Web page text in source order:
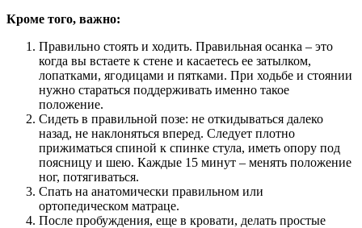
Кроме того, важно:
Правильно стоять и ходить. Правильная осанка – это
когда вы встаете к стене и касаетесь ее затылком,
лопатками, ягодицами и пятками. При ходьбе и стоянии
нужно стараться поддерживать именно такое
положение.
Сидеть в правильной позе: не откидываться далеко
назад, не наклоняться вперед. Следует плотно
прижиматься спиной к спинке стула, иметь опору под
поясницу и шею. Каждые 15 минут – менять положение
ног, потягиваться.
Спать на анатомически правильном или
ортопедическом матраце.
После пробуждения, еще в кровати, делать простые